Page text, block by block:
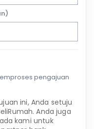
pengajuan
ini, Anda setuju
Anda juga
kami untuk